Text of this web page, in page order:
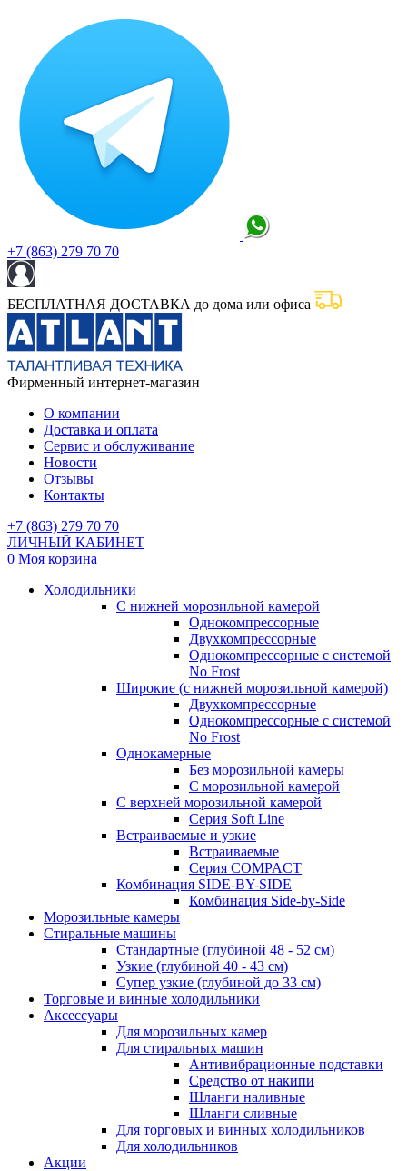
+7 (863) 279 70 70
БЕСПЛАТНАЯ ДОСТАВКА до дома или офиса
Фирменный интернет-магазин
О компании
Доставка и оплата
Сервис и обслуживание
Новости
Отзывы
Контакты
+7 (863) 279 70 70
ЛИЧНЫЙ КАБИНЕТ
0 Моя корзина
Холодильники
С нижней морозильной камерой
Однокомпрессорные
Двухкомпрессорные
Однокомпрессорные с системой
No Frost
Широкие (с нижней морозильной камерой)
Двухкомпрессорные
Однокомпрессорные с системой
No Frost
Однокамерные
Без морозильной камеры
С морозильной камерой
С верхней морозильной камерой
Серия Soft Line
Встраиваемые и узкие
Встраиваемые
Серия СOMPACT
Комбинация SIDE-BY-SIDE
Комбинация Side-by-Side
Морозильные камеры
Стиральные машины
Стандартные (глубиной 48 - 52 см)
Узкие (глубиной 40 - 43 см)
Супер узкие (глубиной до 33 см)
Торговые и винные холодильники
Аксессуары
Для морозильных камер
Для стиральных машин
Антивибрационные подставки
Средство от накипи
Шланги наливные
Шланги сливные
Для торговых и винных холодильников
Для холодильников
Акции